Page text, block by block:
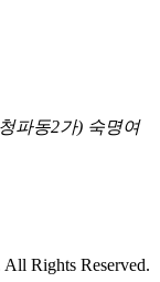
파동2가) 숙명여
Rights Reserved.